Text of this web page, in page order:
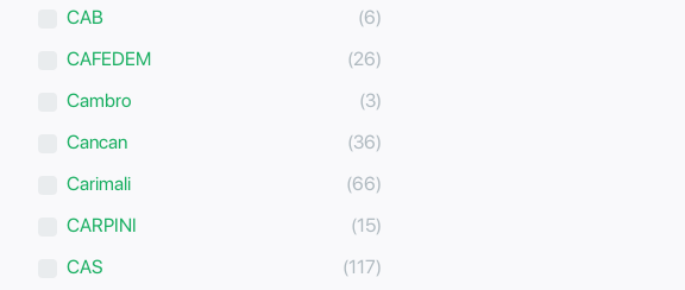
CAB
(6)
CAFEDEM
(26)
Cambro
(3)
Cancan
(36)
Carimali
(66)
CARPINI
(15)
CAS
(117)